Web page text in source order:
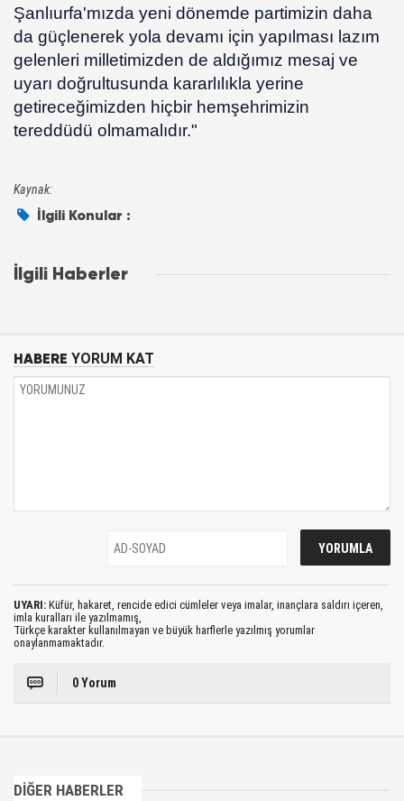
Şanlıurfa'mızda yeni dönemde partimizin daha
da güçlenerek yola devamı için yapılması lazım
gelenleri milletimizden de aldığımız mesaj ve
uyarı doğrultusunda kararlılıkla yerine
getireceğimizden hiçbir hemşehrimizin
tereddüdü olmamalıdır."
Kaynak:
İlgili Konular :
İlgili Haberler
HABERE YORUM KAT
UYARI: Küfür, hakaret, rencide edici cümleler veya imalar, inançlara saldırı içeren,
imla kuralları ile yazılmamış,
Türkçe karakter kullanılmayan ve büyük harflerle yazılmış yorumlar
onaylanmamaktadır.
0 Yorum
DİĞER HABERLER